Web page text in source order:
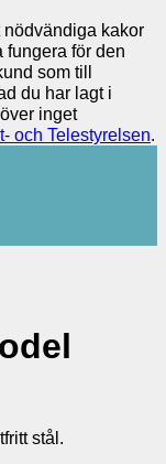
kakor
fungera för den
som till
du har lagt i
inget
och Telestyrelsen.
stål.